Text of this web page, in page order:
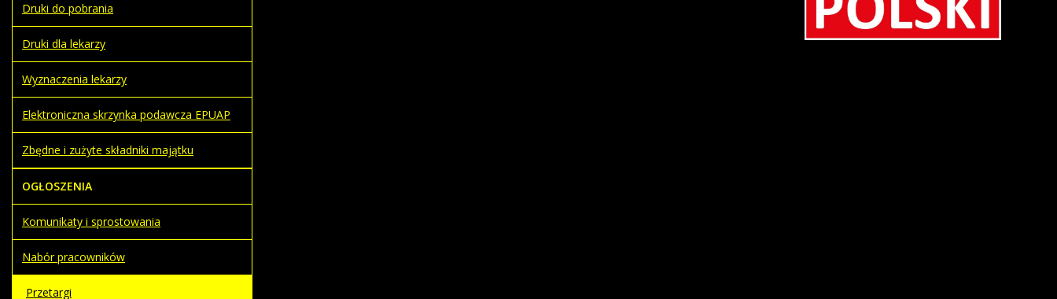
Druki do pobrania
Druki dla lekarzy
Wyznaczenia lekarzy
Elektroniczna skrzynka podawcza EPUAP
Zbędne i zużyte składniki majątku
OGŁOSZENIA
Komunikaty i sprostowania
Nabór pracowników
Przetargi